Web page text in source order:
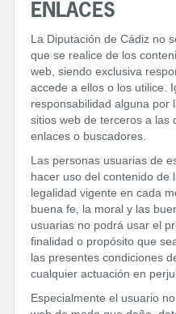
ENLACES
La Diputación de Cádiz no
que se realice de los
web, siendo exclusiva
accede a ellos o los utilice.
responsabilidad alguna por
sitios web de terceros a las
enlaces o buscadores.
Las personas usuarias de
hacer uso del contenido de
legalidad vigente en cada
buena fe, la moral y las
usuarias no podrá usar el
finalidad o propósito que
las presentes condiciones
cualquier actuación en
Especialmente el usuario